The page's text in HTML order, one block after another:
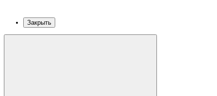
Закрыть